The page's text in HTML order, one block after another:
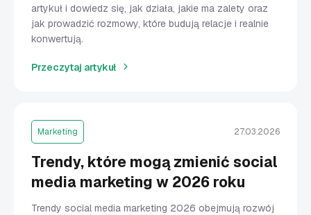
artykuł i dowiedz się, jak działa, jakie ma zalety oraz
jak prowadzić rozmowy, które budują relacje i realnie
konwertują.
Przeczytaj artykuł
Marketing 27.03.2026
Trendy, które mogą zmienić social
media marketing w 2026 roku
Trendy social media marketing 2026 obejmują rozwój